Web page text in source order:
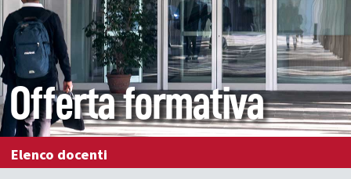
Offerta formativa
Elenco docenti